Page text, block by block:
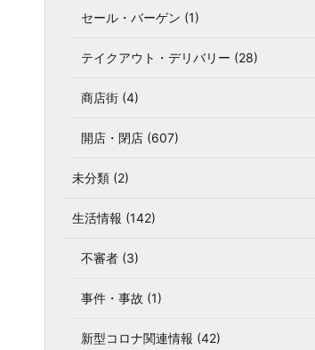
セール・バーゲン (1)
テイクアウト・デリバリー (28)
商店街 (4)
開店・閉店 (607)
未分類 (2)
生活情報 (142)
不審者 (3)
事件・事故 (1)
新型コロナ関連情報 (42)